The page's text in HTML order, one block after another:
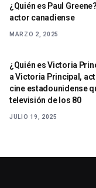
¿Quién es Paul
actor canadiense
MARZO 2, 2025
¿Quién es Victoria
a Victoria Principal,
cine estadounidense
televisión de los 80
JULIO 19, 2025